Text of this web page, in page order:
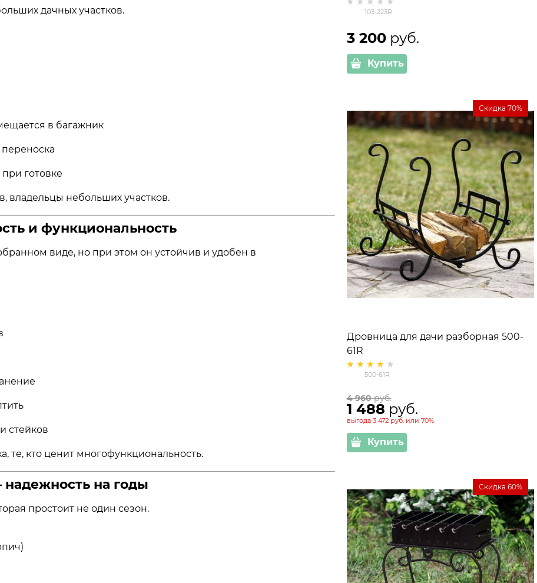
дачных участков.
в багажник
готовке
владельцы небольших участков.
и функциональность
виде, но при этом он устойчив и удобен в
стейков
те, кто ценит многофункциональность.
на годы
простоит не один сезон.
103-223R
3 200 руб.
Купить
Дровница для дачи разборная 500-
61R
500-61R
Скидка 70%
4 960 руб.
1 488 руб.
выгода 3 472 руб. или 70%
Купить
Скидка 60%